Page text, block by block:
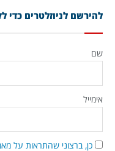
להירשם לניוזלטרים כדי
שם
אימייל
כן, ברצוני שהתראות על